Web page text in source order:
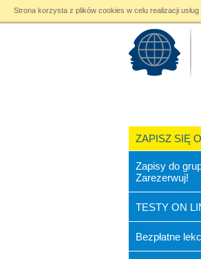
ZAPISZ SIĘ
Zapisy do
Zarezerwuj!
TESTY ON
Bezpłatne
Strona korzysta z plików cookies w celu realizacji usług